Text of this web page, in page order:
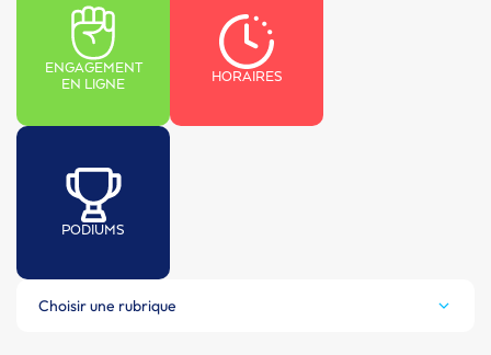
ENGAGEMENT
EN LIGNE
HORAIRES
PODIUMS
Choisir une rubrique